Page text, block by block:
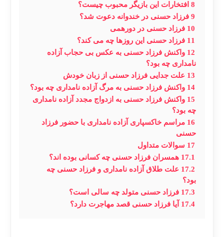
8 افتخارات این بازیگر محبوب چیست؟
9 فرزاد حسنی در خندوانه دعوت شد؟
10 فرزاد حسنی در دورهمی
11 فرزاد حسنی این روزها چه می کند؟
12 واکنش فرزاد حسنی به عکس بی حجاب آزاده
نامداری چه بود؟
13 علت جدایی فرزاد حسنی از زبان خودش
14 واکنش فرزاد حسنی به مرگ آزاده نامداری چه بود؟
15 واکنش فرزاد حسنی به ازدواج مجدد آزاده نامداری
چه بود؟
16 مراسم خاکسپاری آزاده نامداری با حضور فرزاد
حسنی
17 سوالات متداول
17.1 همسران فرزاد حسنی چه کسانی بوده اند؟
17.2 علت طلاق آزاده نامداری و فرزاد حسنی چه
بود؟
17.3 فرزاد حسنی متولد چه سالی است؟
17.4 آیا فرزاد حسنی قصد مهاجرت دارد؟